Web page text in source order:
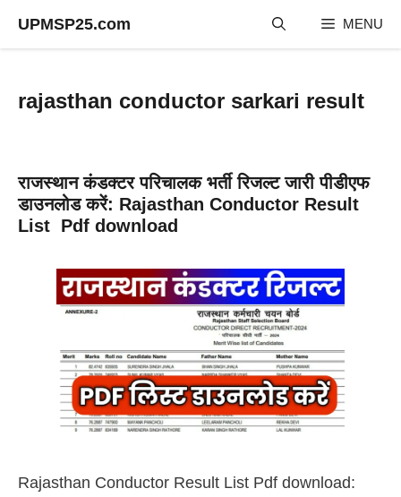
UPMSP25.com MENU
rajasthan conductor sarkari result
राजस्थान कंडक्टर परिचालक भर्ती रिजल्ट जारी पीडीएफ
डाउनलोड करें: Rajasthan Conductor Result
List Pdf download
Rajasthan Conductor Result List Pdf download: